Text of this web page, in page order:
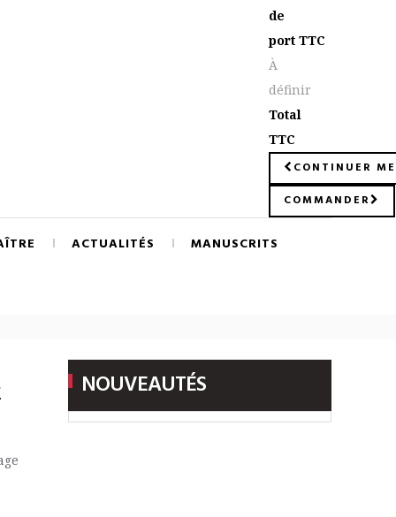
de
port TTC
À
définir
Total
TTC
CONTINUER
COMMANDER
ACTUALITÉS MANUSCRITS
NOUVEAUTÉS